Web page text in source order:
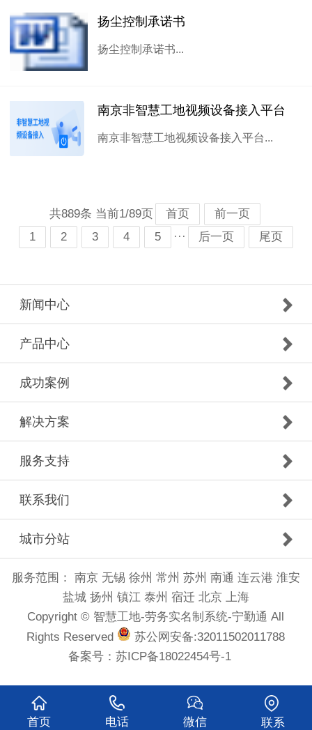
扬尘控制承诺书
扬尘控制承诺书...
南京非智慧工地视频设备接入平台
南京非智慧工地视频设备接入平台...
共889条 当前1/89页 首页
前一页
1
2 3 4 5 ··· 后一页 尾页
新闻中心
产品中心
成功案例
解决方案
服务支持
联系我们
城市分站
服务范围： 南京 无锡 徐州 常州 苏州 南通 连云港 淮安
盐城 扬州 镇江 泰州 宿迁 北京 上海
Copyright © 智慧工地-劳务实名制系统-宁勤通 All
Rights Reserved
苏公网安备:32011502011788
备案号：苏ICP备18022454号-1
首页 电话 微信 联系